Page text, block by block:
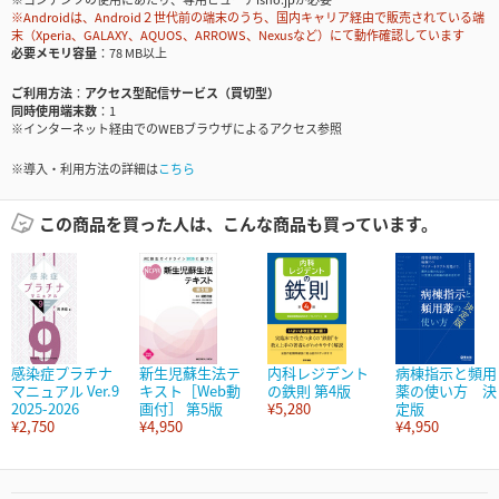
※Androidは、Android２世代前の端末のうち、国内キャリア経由で販売されている端
末（Xperia、GALAXY、AQUOS、ARROWS、Nexusなど）にて動作確認しています
必要メモリ容量
78 MB以上
ご利用方法
アクセス型配信サービス（買切型）
同時使用端末数
1
※インターネット経由でのWEBブラウザによるアクセス参照
※導入・利用方法の詳細はこちら
この商品を買った人は、こんな商品も買っています。
感染症プラチナ
マニュアル Ver.9
2025-2026
¥2,750
新生児蘇生法テ
キスト［Web動
画付］ 第5版
¥4,950
内科レジデント
の鉄則 第4版
¥5,280
病棟指示と頻用
薬の使い方 決
定版
¥4,950